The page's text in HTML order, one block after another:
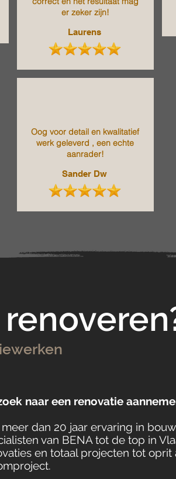
er zeker zijn!
Laurens
Oog voor detail en kwalitatief
werk geleverd , een echte
aanrader!
Sander Dw
naar een renovatie
dan 20 jaar ervaring in
van BENA tot de top in
en totaal projecten tot oprit